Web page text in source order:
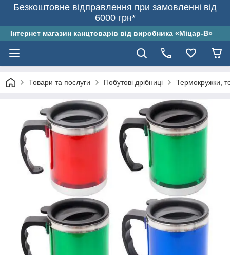
Безкоштовне відправлення при замовленні від
6000 грн*
Інтернет магазин канцтоварів від виробника «Міцар-В»
Товари та послуги Побутові дрібниці Термокружки,